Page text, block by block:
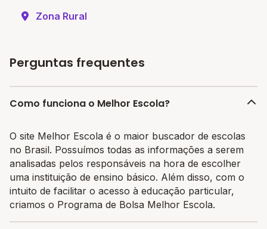
Zona Rural
Perguntas frequentes
Como funciona o Melhor Escola?
O site Melhor Escola é o maior buscador de escolas
no Brasil. Possuímos todas as informações a serem
analisadas pelos responsáveis na hora de escolher
uma instituição de ensino básico. Além disso, com o
intuito de facilitar o acesso à educação particular,
criamos o Programa de Bolsa Melhor Escola.